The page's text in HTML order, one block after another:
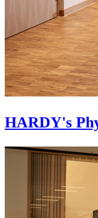
HARDY's